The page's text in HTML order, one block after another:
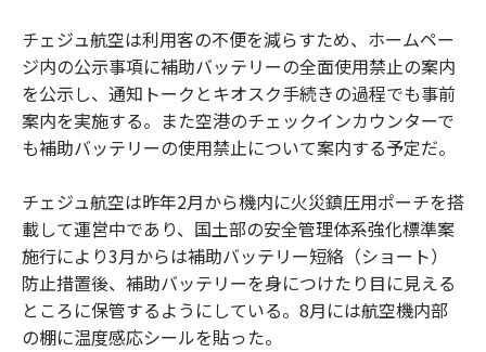
チェジュ航空は利用客の不便を減らすため、ホームペー
ジ内の公示事項に補助バッテリーの全面使用禁止の案内
を公示し、通知トークとキオスク手続きの過程でも事前
案内を実施する。また空港のチェックインカウンターで
も補助バッテリーの使用禁止について案内する予定だ。
チェジュ航空は昨年2月から機内に火災鎮圧用ポーチを搭
載して運営中であり、国土部の安全管理体系強化標準案
施行により3月からは補助バッテリー短絡（ショート）
防止措置後、補助バッテリーを身につけたり目に見える
ところに保管するようにしている。8月には航空機内部
の棚に温度感応シールを貼った。